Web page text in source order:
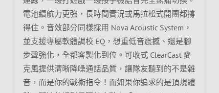
電池續航力更強，長時間實況或馬拉松式開團都撐
得住。音效部分同樣採用 Nova Acoustic System，
並支援專屬軟體調校 EQ，想重低音震撼、還是腳
步聲強化，全都客製化到位。可收式 ClearCast 麥
克風提供清晰降噪通話品質，讓隊友聽到的不是雜
音，而是你的戰術指令！而如果你追求的是頂規體